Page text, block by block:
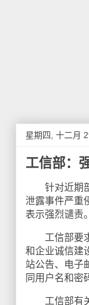
星期四, 十二月
工信部：
针对近期部
泄露事件严重
表示强烈谴责
工信部要求
和企业诚信建
站公告、电子
同用户名和密
工信部有关